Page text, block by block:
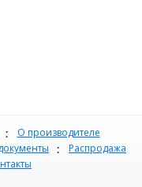
О производителе
Распродажа